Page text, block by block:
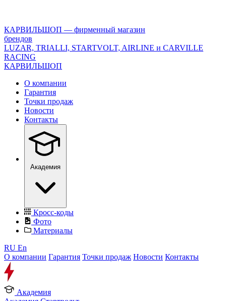
version="1.0"
encoding="utf-
8"?
>
КАРВИЛЬШОП — фирменный магазин
брендов
LUZAR, TRIALLI, STARTVOLT, AIRLINE и CARVILLE
RACING
КАРВИЛЬШОП
О компании
Гарантия
Точки продаж
Новости
Контакты
Академия
Кросс-коды
Фото
Материалы
RU En
О компании Гарантия Точки продаж Новости Контакты
Академия